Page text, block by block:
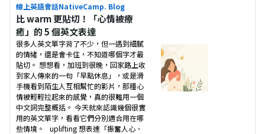
線上英語會話NativeCamp. Blog
比 warm 更貼切！「心情被療
癒」的 5 個英文表達
很多人英文單字背了不少，但一遇到細膩
的情緒，還是會卡住，不知道哪個字才最
貼切。 想想看，加班到很晚，回家路上收
到家人傳來的一句「早點休息」，或是滑
手機看到陌生人互相幫忙的影片，那種心
情被輕輕拉起來的感覺，真的很難用一個
中文詞完整概括。 今天就來認識幾個很實
用的英文單字，看看它們分別適合用在哪
些情境。 uplifting 想表達「振奮人心、